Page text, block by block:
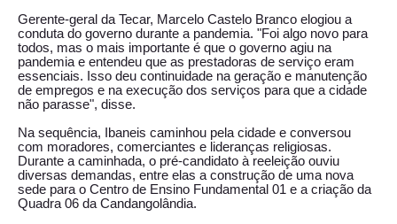
Gerente-geral da Tecar, Marcelo Castelo Branco elogiou a
conduta do governo durante a pandemia. "Foi algo novo para
todos, mas o mais importante é que o governo agiu na
pandemia e entendeu que as prestadoras de serviço eram
essenciais. Isso deu continuidade na geração e manutenção
de empregos e na execução dos serviços para que a cidade
não parasse", disse.
Na sequência, Ibaneis caminhou pela cidade e conversou
com moradores, comerciantes e lideranças religiosas.
Durante a caminhada, o pré-candidato à reeleição ouviu
diversas demandas, entre elas a construção de uma nova
sede para o Centro de Ensino Fundamental 01 e a criação da
Quadra 06 da Candangolândia.